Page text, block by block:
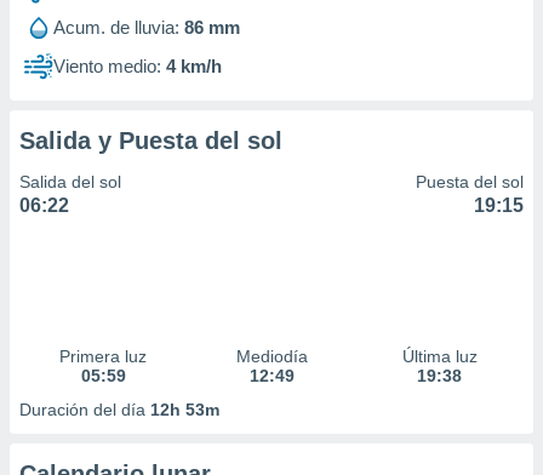
Acum. de lluvia: 86 mm
Viento medio: 4 km/h
Salida y Puesta del sol
Salida del sol
06:22
Puesta del sol
19:15
Primera luz
05:59
Mediodía
12:49
Última luz
19:38
Duración del día 12h 53m